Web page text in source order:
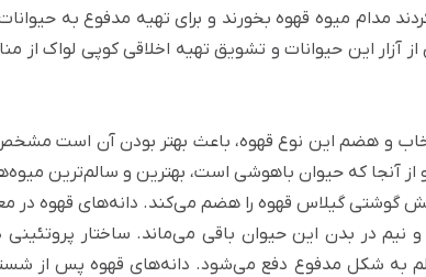
مدام میوه قهوه بخورند و برای تهیه مدفوع به
آزار این حیوانات و تشویق تهیه اخلاقی کوپی لواک از
و هضم این نوع قهوه، باعث بهتر بودن آن است
از آنجا که حیوان باهوشی است، بهترین و سالم‌ترین
گوشتی گیلاس قهوه را هضم می‌کند. دانه‌های قهوه در
نیم در بدن این حیوان باقی می‌ماند. ساختار پروتئینی
به شکل مدفوع دفع می‌شود. دانه‌های قهوه پس از